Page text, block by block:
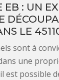
EB : UN
LE
sont à
une
est possible